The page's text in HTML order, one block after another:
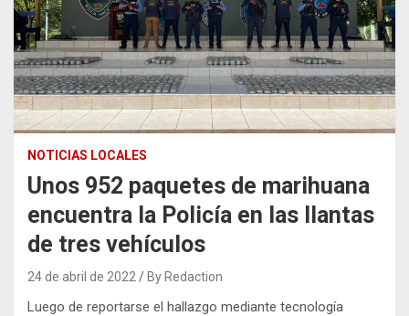
NOTICIAS LOCALES
Unos 952 paquetes de marihuana
encuentra la Policía en las llantas
de tres vehículos
24 de abril de 2022 By Redaction
Luego de reportarse el hallazgo mediante tecnología